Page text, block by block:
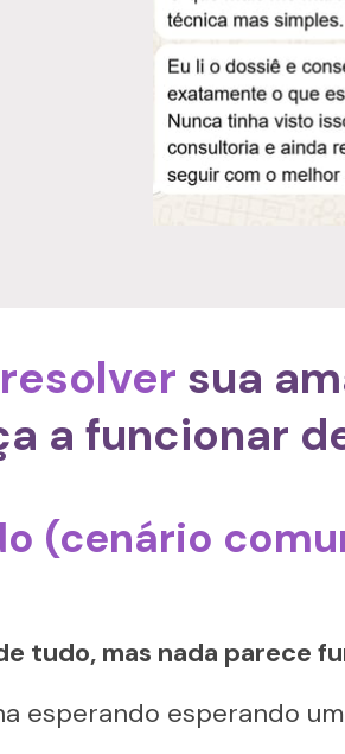
sua
a funcionar
(cenário
tudo, mas nada parece
esperando esperando